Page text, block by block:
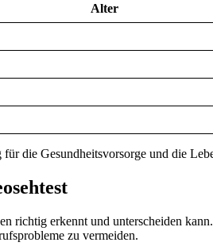
Alter
die Gesundheitsvorsorge und die
richtig erkennt und unterscheiden
zu vermeiden.